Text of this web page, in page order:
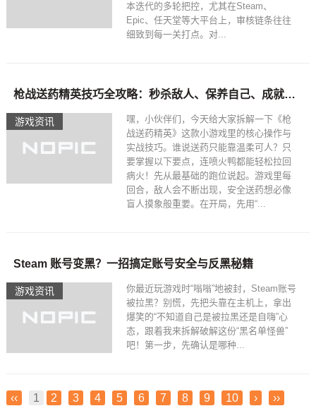
本迭代的多轮把控，尤其在Steam、
Epic、任天堂等大平台上，审核链条往往
细致到每一关打点。对...
游戏资讯
枪战送药精英技巧全攻略：秒杀敌人、保养自己、成就游戏里的药王
嘿，小伙伴们，今天给大家拆解一下《枪
战送药精英》这款小游戏里的核心操作与
实战技巧。谁说送药只能靠温柔可人？只
要掌握以下要点，连喷火鸭都能轻松拉回
病火！先从最基础的跑位说起。游戏里每
回合，敌人会不断出现，安全送药想必像
盲人摸象般重要。在开局，先用“...
游戏资讯
Steam 账号变黑？一招搞定账号安全与反黑秘籍
你最近玩游戏时“嗡嗡”地被封，Steam账号
被拉黑？别慌，先把头靠在主机上，拿出
爆笑的“不知道自己是被拉黑还是自嗨”心
态，跟着我来拆解破解这份“黑名单怪兽”
吧！第一步，先确认是哪种...
‹‹ 1 2 3 4 5 6 7 8 9 10 › ››